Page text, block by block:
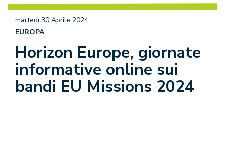
Horizon Europe, giornate
informative online sui
bandi EU Missions 2024
martedì 30 Aprile 2024
EUROPA